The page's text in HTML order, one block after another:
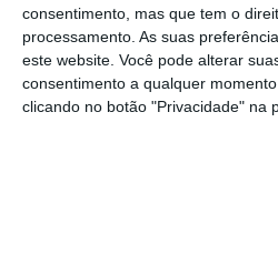
consentimento, mas que tem o
processamento. As suas
este website. Você pode alterar
consentimento a qualquer
clicando no botão "Privacidade" na